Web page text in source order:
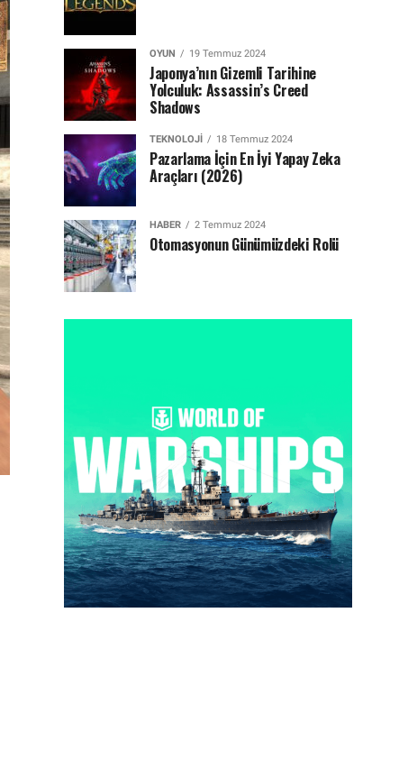
OYUN 19 Temmuz 2024
Japonya’nın Gizemli Tarihine
Yolculuk: Assassin’s Creed
Shadows
TEKNOLOJI 18 Temmuz 2024
Pazarlama İçin En İyi Yapay Zeka
Araçları (2026)
HABER 2 Temmuz 2024
Otomasyonun Günümüzdeki Rolü